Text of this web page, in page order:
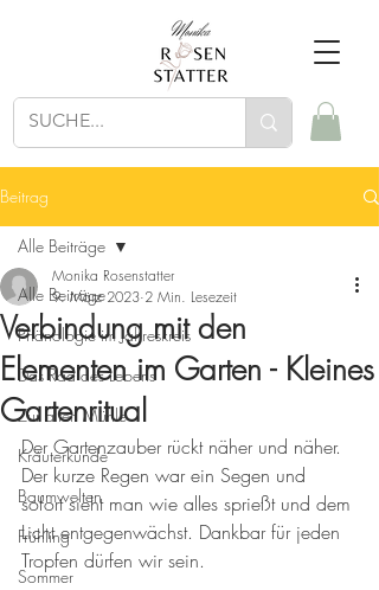
Beitrag
Alle Beiträge
Phänologie im Jahreskreis
Das Rad des Lebens
Zur alten Mühle
Kräuterkunde
Baumwelten
Frühling
Sommer
Alle Beiträge
Verbindung mit den
Elementen im Garten - Kleines
Gartenritual
Monika Rosenstatter
9. März 2023 2 Min. Lesezeit
Der Gartenzauber rückt näher und näher.
Der kurze Regen war ein Segen und
sofort sieht man wie alles sprießt und dem
Licht entgegenwächst. Dankbar für jeden
Tropfen dürfen wir sein.